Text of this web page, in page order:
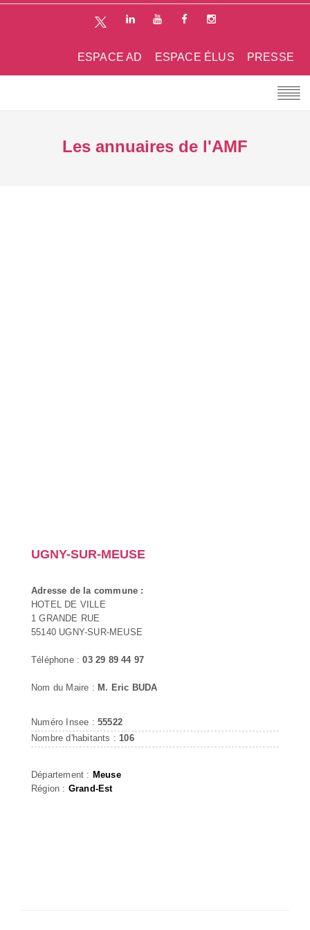
PRESSE
ESPACE ÉLUS
ESPACE AD
Les annuaires de l'AMF
UGNY-SUR-MEUSE
Adresse de la commune :
HOTEL DE VILLE
1 GRANDE RUE
55140 UGNY-SUR-MEUSE
Téléphone :03 29 89 44 97
Nom du Maire : M. Eric BUDA
Numéro Insee : 55522
Nombre d'habitants : 106
Département : Meuse
Région : Grand-Est